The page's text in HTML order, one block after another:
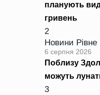
планують
гривень
2
Новини Рівне
6 серпня 2026
Поблизу
можуть
3